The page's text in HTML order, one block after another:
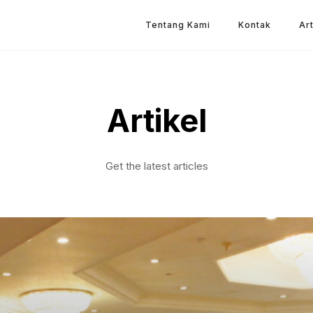
Tentang Kami Kontak
Artikel
Get the latest articles